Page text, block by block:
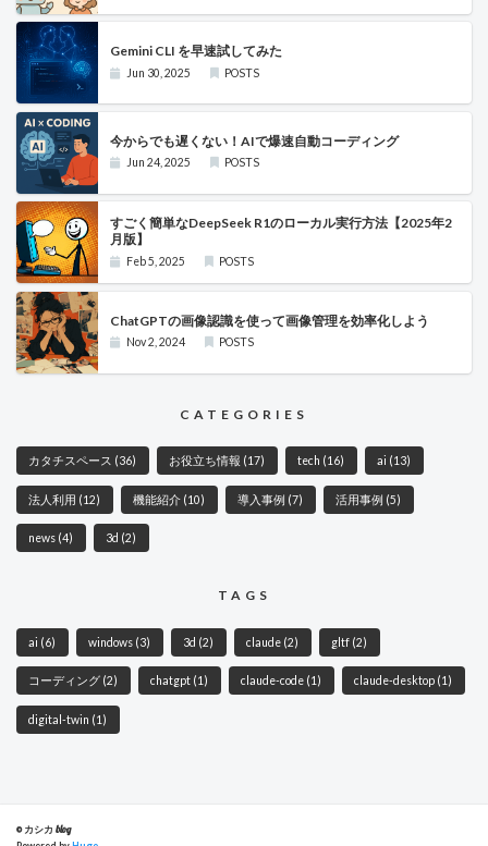
Gemini CLI を早速試してみた
Jun 30, 2025 POSTS
今からでも遅くない！AIで爆速自動コーディング
Jun 24, 2025 POSTS
すごく簡単なDeepSeek R1のローカル実行方法【2025年2
月版】
Feb 5, 2025 POSTS
ChatGPTの画像認識を使って画像管理を効率化しよう
Nov 2, 2024 POSTS
CATEGORIES
カタチスペース (36) お役立ち情報 (17) tech (16) ai (13)
法人利用 (12) 機能紹介 (10) 導入事例 (7) 活用事例 (5)
news (4) 3d (2)
TAGS
ai (6) windows (3) 3d (2) claude (2) gltf (2)
コーディング (2) chatgpt (1) claude-code (1) claude-desktop (1)
digital-twin (1)
© カシカ blog